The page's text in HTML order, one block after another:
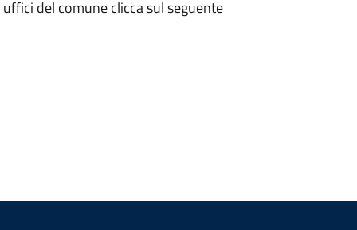
del comune clicca sul seguente